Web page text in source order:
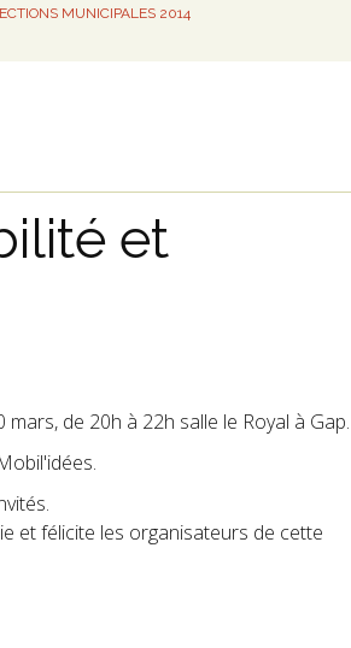
MUNICIPALES 2014
et
de 20h à 22h salle le Royal à Gap.
et félicite les organisateurs de cette